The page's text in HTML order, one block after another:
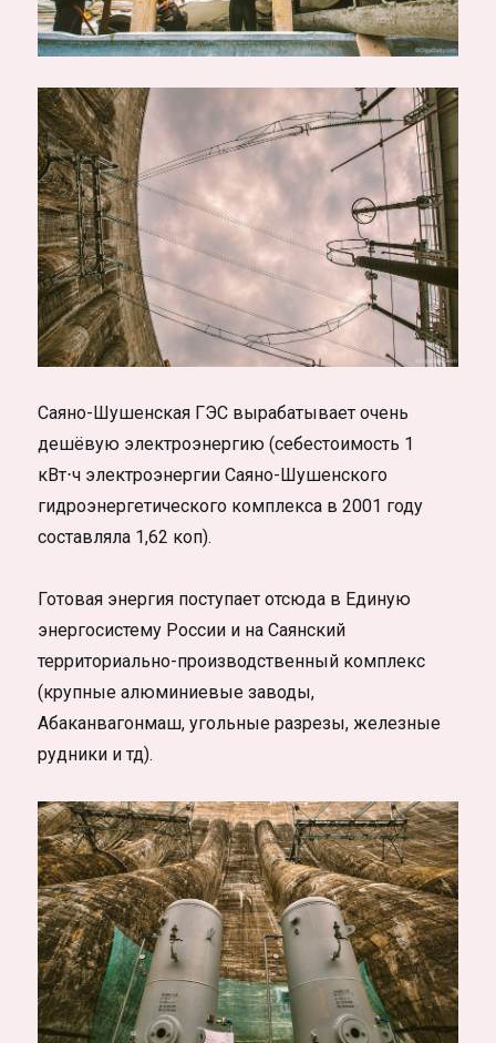
Саяно-Шушенская ГЭС вырабатывает очень
дешёвую электроэнергию (себестоимость 1
кВт⋅ч электроэнергии Саяно-Шушенского
гидроэнергетического комплекса в 2001 году
составляла 1,62 коп).
Готовая энергия поступает отсюда в Единую
энергосистему России и на Саянский
территориально-производственный комплекс
(крупные алюминиевые заводы,
Абаканвагонмаш, угольные разрезы, железные
рудники и тд).